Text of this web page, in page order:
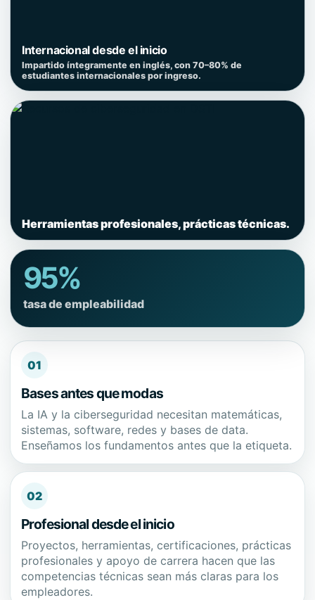
Internacional desde el inicio
Impartido íntegramente en inglés, con 70–80% de
estudiantes internacionales por ingreso.
Herramientas profesionales, prácticas técnicas.
95%
tasa de empleabilidad
01
Bases antes que modas
La IA y la ciberseguridad necesitan matemáticas,
sistemas, software, redes y bases de data.
Enseñamos los fundamentos antes que la etiqueta.
02
Profesional desde el inicio
Proyectos, herramientas, certificaciones, prácticas
profesionales y apoyo de carrera hacen que las
competencias técnicas sean más claras para los
empleadores.